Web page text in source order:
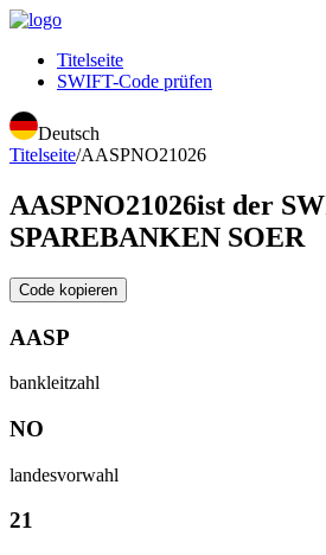
Titelseite
SWIFT-Code prüfen
Deutsch
Titelseite/AASPNO21026
AASPNO21026ist der
SPAREBANKEN SOER
Code kopieren
AASP
bankleitzahl
NO
landesvorwahl
21